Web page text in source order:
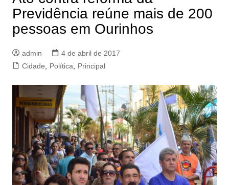
Previdência reúne mais de 200
pessoas em Ourinhos
admin
4 de abril de 2017
Cidade
Política Principal